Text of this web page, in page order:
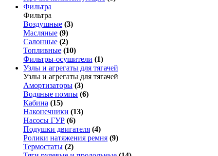
Фильтра
Фильтра
Воздушные (3)
Масляные (9)
Салонные (2)
Топливные (10)
Фильтры-осушители (1)
Узлы и агрегаты для тягачей
Узлы и агрегаты для тягачей
Амортизаторы (3)
Водяные помпы (6)
Кабина (15)
Наконечники (13)
Насосы ГУР (6)
Подушки двигателя (4)
Ролики натяжения ремня (9)
Термостаты (2)